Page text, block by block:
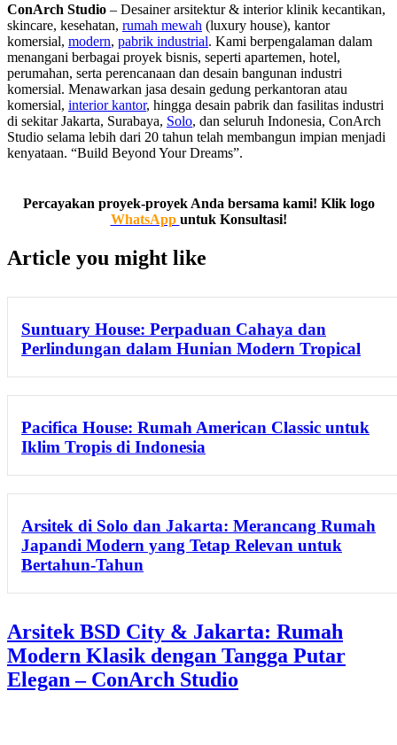
ConArch Studio – Desainer arsitektur & interior klinik kecantikan,
skincare, kesehatan, rumah mewah (luxury house), kantor
komersial, modern, pabrik industrial. Kami berpengalaman dalam
menangani berbagai proyek bisnis, seperti apartemen, hotel,
perumahan, serta perencanaan dan desain bangunan industri
komersial. Menawarkan jasa desain gedung perkantoran atau
komersial, interior kantor, hingga desain pabrik dan fasilitas industri
di sekitar Jakarta, Surabaya, Solo, dan seluruh Indonesia, ConArch
Studio selama lebih dari 20 tahun telah membangun impian menjadi
kenyataan. “Build Beyond Your Dreams”.
Percayakan proyek-proyek Anda bersama kami! Klik logo
WhatsApp untuk Konsultasi!
Article you might like
Suntuary House: Perpaduan Cahaya dan
Perlindungan dalam Hunian Modern Tropical
Pacifica House: Rumah American Classic untuk
Iklim Tropis di Indonesia
Arsitek di Solo dan Jakarta: Merancang Rumah
Japandi Modern yang Tetap Relevan untuk
Bertahun-Tahun
Arsitek BSD City & Jakarta: Rumah
Modern Klasik dengan Tangga Putar
Elegan – ConArch Studio